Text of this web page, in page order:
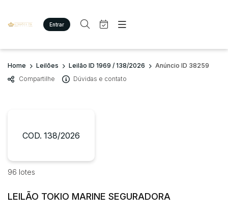
Entrar
Criar conta Entrar
Site
Agenda
Quem Somos
Imóveis
Veículos
Carros
Busca por palavra-chave
Bairro
Judiciais Extrajudiciais
Quem Somos
Home Leilões Leilão ID 1969 / 138/2026
Anúncio ID 38259
Compartilhe
Dúvidas e contato
COD. 138/2026
96 lotes
LEILÃO TOKIO MARINE SEGURADORA